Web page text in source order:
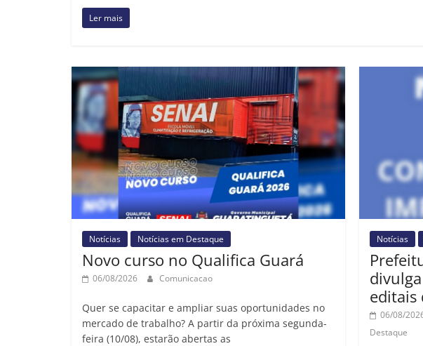
Ler mais
Notícias Notícias em Destaque
Novo curso no Qualifica Guará
06/08/2026 Comunicacao
Quer se capacitar e ampliar suas oportunidades no
mercado de trabalho? A partir da próxima segunda-
feira (10/08), estarão abertas as
Notícias
editais
06/08/
Destaque